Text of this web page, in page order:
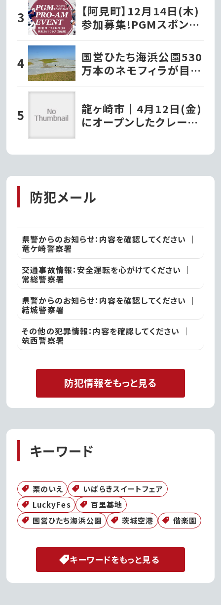
【阿見町】12月14日(木)
参加募集!PGMスポンサ
ーシップ契約プロが出演
する『PGMプロアマイベ
ント2023』を開催!!
国営ひたち海浜公園530
万本のネモフィラが目覚
める、4月中旬から3週間
龍ヶ崎市｜4月12日(金)
にオープンしたクレープ
レープ!!
防犯メール
県警からのお知らせ：内容を確認してください ｜
竜ケ崎警察署
交通事故情報：安全運転を心がけてください ｜
常総警察署
県警からのお知らせ：内容を確認してください ｜
結城警察署
その他の犯罪情報：内容を確認してください ｜
筑西警察署
防犯情報をもっと見る
キーワード
栗のいえ
いばらきスイートフェア
LuckyFes
百里基地
国営ひたち海浜公園
茨城空港 偕楽園
キーワードをもっと見る